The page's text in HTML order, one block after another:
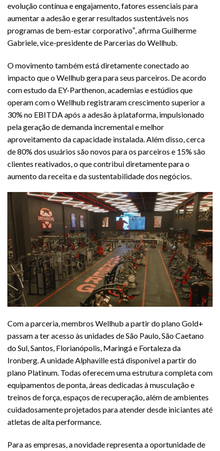
evolução contínua e engajamento, fatores essenciais para
aumentar a adesão e gerar resultados sustentáveis nos
programas de bem-estar corporativoˮ, afirma Guilherme
Gabriele, vice-presidente de Parcerias do Wellhub.
O movimento também está diretamente conectado ao
impacto que o Wellhub gera para seus parceiros. De acordo
com estudo da EY-Parthenon, academias e estúdios que
operam com o Wellhub registraram crescimento superior a
30% no EBITDA após a adesão à plataforma, impulsionado
pela geração de demanda incremental e melhor
aproveitamento da capacidade instalada. Além disso, cerca
de 80% dos usuários são novos para os parceiros e 15% são
clientes reativados, o que contribui diretamente para o
aumento da receita e da sustentabilidade dos negócios.
Com a parceria, membros Wellhub a partir do plano Gold+
passam a ter acesso às unidades de São Paulo, São Caetano
do Sul, Santos, Florianópolis, Maringá e Fortaleza da
Ironberg. A unidade Alphaville está disponível a partir do
plano Platinum. Todas oferecem uma estrutura completa com
equipamentos de ponta, áreas dedicadas à musculação e
treinos de força, espaços de recuperação, além de ambientes
cuidadosamente projetados para atender desde iniciantes até
atletas de alta performance.
Para as empresas, a novidade representa a oportunidade de